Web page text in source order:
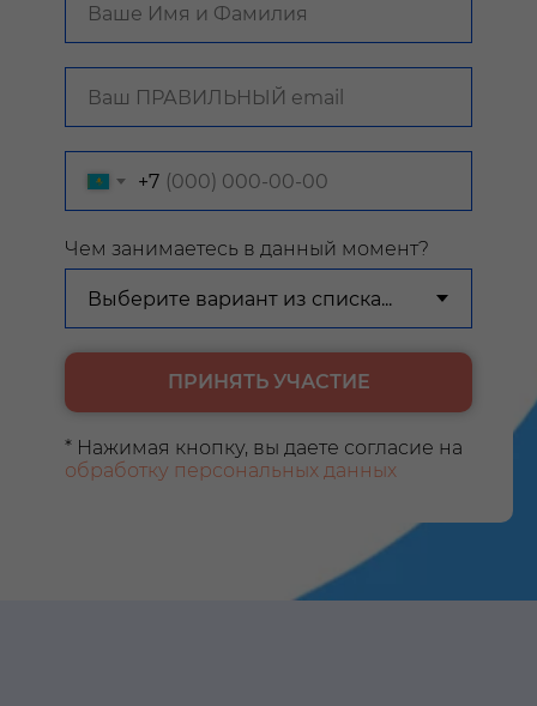
+7
Чем занимаетесь в данный момент?
ПРИНЯТЬ УЧАСТИЕ
* Нажимая кнопку, вы даете согласие на
обработку персональных данных